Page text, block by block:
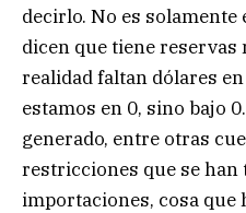
decirlo. No es solamente
dicen que tiene reservas
realidad faltan dólares
estamos en 0, sino bajo
generado, entre otras
restricciones que se han
importaciones, cosa que